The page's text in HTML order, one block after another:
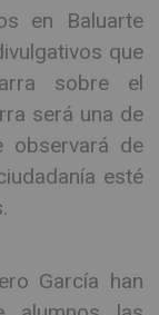
en Baluarte
que
sobre el
será una de
observará de
esté
García han